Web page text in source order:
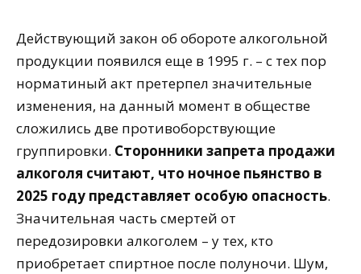
Действующий закон об обороте алкогольной
продукции появился еще в 1995 г. – с тех пор
норматиный акт претерпел значительные
изменения, на данный момент в обществе
сложились две противоборствующие
группировки. Сторонники запрета продажи
алкоголя считают, что ночное пьянство в
2025 году представляет особую опасность.
Значительная часть смертей от
передозировки алкоголем – у тех, кто
приобретает спиртное после полуночи. Шум,